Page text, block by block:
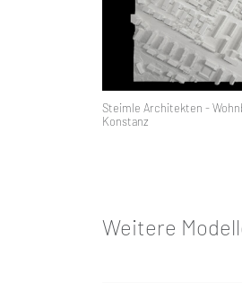
Steimle Architekten -
Konstanz
Weitere